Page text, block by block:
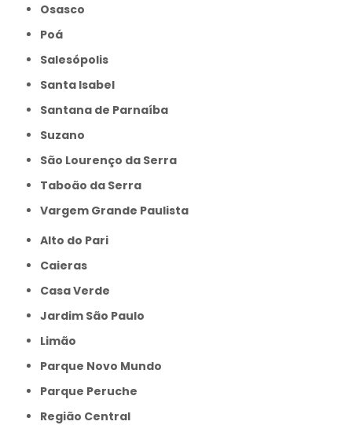
Osasco
Poá
Salesópolis
Santa Isabel
Santana de Parnaíba
Suzano
São Lourenço da Serra
Taboão da Serra
Vargem Grande Paulista
Alto do Pari
Caieras
Casa Verde
Jardim São Paulo
Limão
Parque Novo Mundo
Parque Peruche
Região Central